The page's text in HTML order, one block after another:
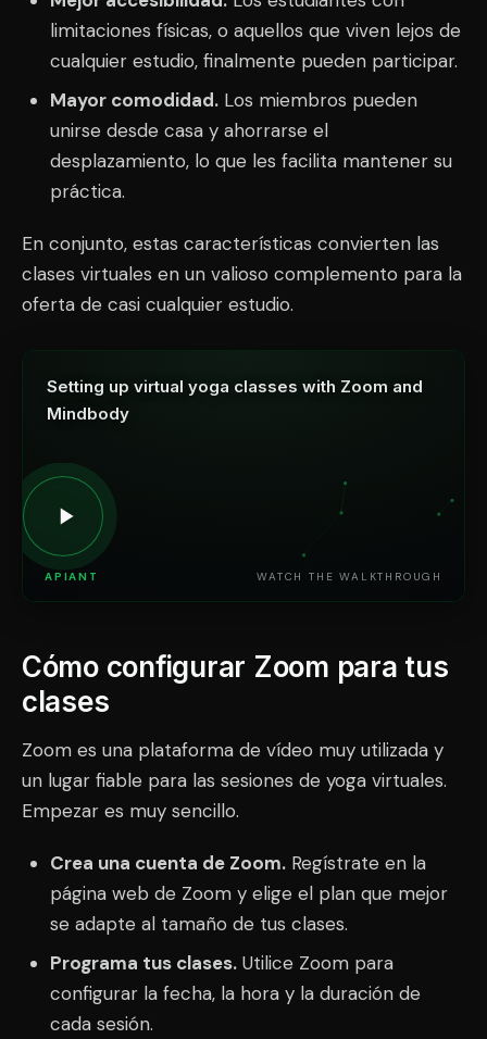
limitaciones físicas, o aquellos que viven lejos de
cualquier estudio, finalmente pueden participar.
Mayor comodidad.Los miembros pueden
unirse desde casa y ahorrarse el
desplazamiento, lo que les facilita mantener su
práctica.
En conjunto, estas características convierten las
clases virtuales en un valioso complemento para la
oferta de casi cualquier estudio.
Setting up virtual yoga classes with Zoom and
Mindbody
APIANT WATCH THE WALKTHROUGH
Cómo configurar Zoom para tus
clases
Zoom es una plataforma de vídeo muy utilizada y
un lugar fiable para las sesiones de yoga virtuales.
Empezar es muy sencillo.
Crea una cuenta de Zoom.Regístrate en la
página web de Zoom y elige el plan que mejor
se adapte al tamaño de tus clases.
Programa tus clases.Utilice Zoom para
configurar la fecha, la hora y la duración de
cada sesión.